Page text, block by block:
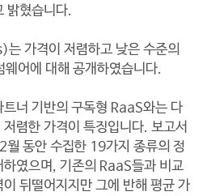
밝혔습니다.
가격이 저렴하고 낮은 수준의
어에 대해 공개하였습니다.
너 기반의 구독형 RaaS와는 다
렴한 가격이 특징입니다. 보고서
동안 수집한 19가지 종류의 정
였으며, 기존의 RaaS들과 비교
뒤떨어지지만 그에 반해 평균 가